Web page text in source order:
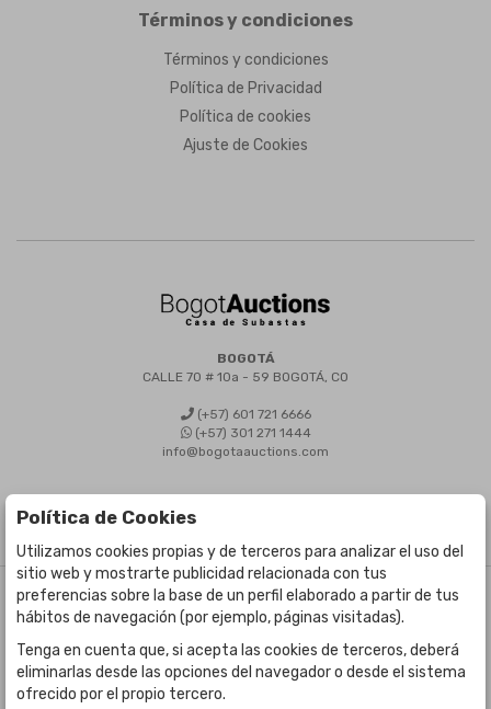
Términos y condiciones
Términos y condiciones
Política de Privacidad
Política de cookies
Ajuste de Cookies
BOGOTÁ
CALLE 70 # 10a - 59 BOGOTÁ, CO
(+57) 601 721 6666
(+57) 301 271 1444
info@bogotaauctions.com
©Bogota Auctions- Todos los derechos reservados
Desarrollado por Labelgrup Networks.
Política de Cookies
Utilizamos cookies propias y de terceros para analizar el uso del
sitio web y mostrarte publicidad relacionada con tus
preferencias sobre la base de un perfil elaborado a partir de tus
hábitos de navegación (por ejemplo, páginas visitadas).
Tenga en cuenta que, si acepta las cookies de terceros, deberá
eliminarlas desde las opciones del navegador o desde el sistema
ofrecido por el propio tercero.